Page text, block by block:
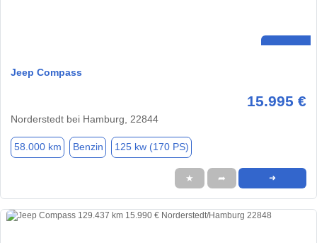
Jeep Compass
15.995 €
Norderstedt bei Hamburg, 22844
58.000 km Benzin 125 kw (170 PS)
★ ➦ ➜